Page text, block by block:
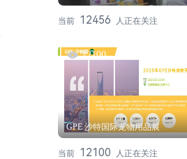
当前 12456 人正在关注
12100
GPE 沙特国际宠物用品展
当前 12100 人正在关注